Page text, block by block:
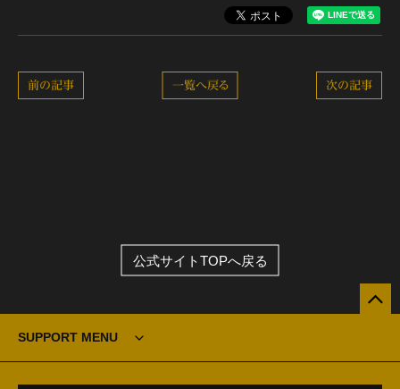
次の記事
一覧へ戻る
前の記事
公式サイトTOPへ戻る
SUPPORT MENU